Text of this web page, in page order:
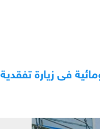
فى زيارة تفقدية